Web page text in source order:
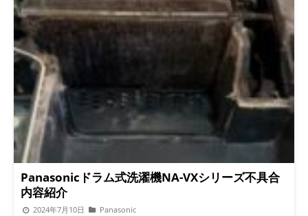
Panasonicドラム式洗濯機NA-VXシリーズ不具合
内容紹介
2024年7月10日 Panasonic